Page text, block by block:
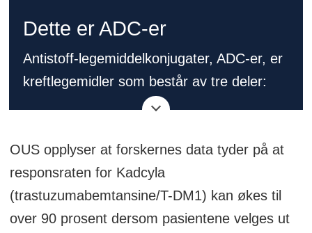
Dette er ADC-er
Antistoff-legemiddelkonjugater, ADC-er, er
kreftlegemidler som består av tre deler:
på kreftcellen.
En cellegiftlast som skal drepe cellen.
En kjemisk kobling, kalt linker, som
OUS opplyser at forskernes data tyder på at
responsraten for Kadcyla
(trastuzumabemtansine/T-DM1) kan økes til
over 90 prosent dersom pasientene velges ut